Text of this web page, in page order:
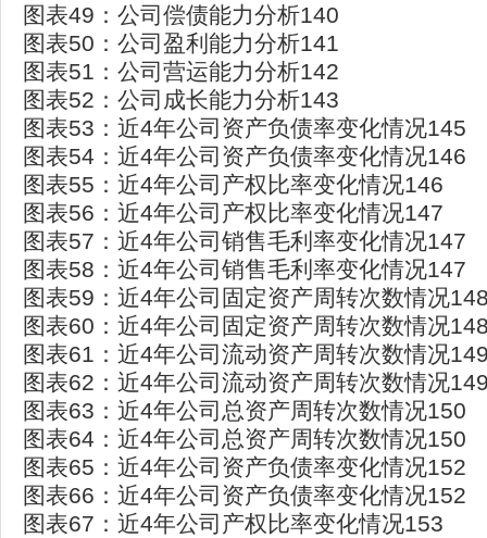
图表49：公司偿债能力分析140
图表50：公司盈利能力分析141
图表51：公司营运能力分析142
图表52：公司成长能力分析143
图表53：近4年公司资产负债率变化情况145
图表54：近4年公司资产负债率变化情况146
图表55：近4年公司产权比率变化情况146
图表56：近4年公司产权比率变化情况147
图表57：近4年公司销售毛利率变化情况147
图表58：近4年公司销售毛利率变化情况147
图表59：近4年公司固定资产周转次数情况
图表60：近4年公司固定资产周转次数情况
图表61：近4年公司流动资产周转次数情况
图表62：近4年公司流动资产周转次数情况
图表63：近4年公司总资产周转次数情况150
图表64：近4年公司总资产周转次数情况150
图表65：近4年公司资产负债率变化情况152
图表66：近4年公司资产负债率变化情况152
图表67：近4年公司产权比率变化情况153